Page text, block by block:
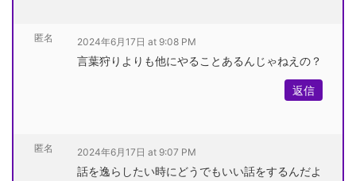
匿名 2024年6月17日 at 9:08 PM
言葉狩りよりも他にやることあるんじゃねえの？
返信
匿名 2024年6月17日 at 9:07 PM
話を逸らしたい時にどうでもいい話をするんだよ